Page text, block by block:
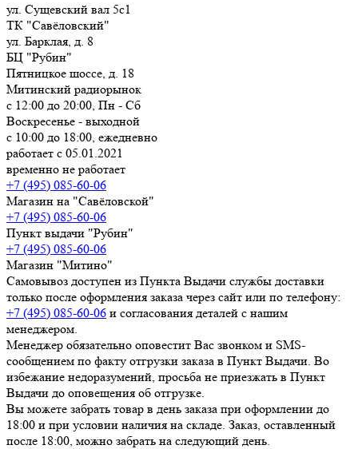
ул. Сущевский вал 5с1
ТК "Савёловский"
ул. Барклая, д. 8
БЦ "Рубин"
Пятницкое шоссе, д. 18
Митинский радиорынок
с 12:00 до 20:00, Пн - Сб
Воскресенье - выходной
с 10:00 до 18:00, ежедневно
работает с 05.01.2021
временно не работает
+7 (495) 085-60-06
Магазин на "Савёловской"
+7 (495) 085-60-06
Пункт выдачи "Рубин"
+7 (495) 085-60-06
Магазин "Митино"
Самовывоз доступен из Пункта Выдачи службы доставки
только после оформления заказа через сайт или по телефону:
+7 (495) 085-60-06 и согласования деталей с нашим
менеджером.
Менеджер обязательно оповестит Вас звонком и SMS-
сообщением по факту отгрузки заказа в Пункт Выдачи. Во
избежание недоразумений, просьба не приезжать в Пункт
Выдачи до оповещения об отгрузке
Вы можете забрать товар в день заказа при оформлении до
18:00 и при условии наличия на складе. Заказ, оставленный
после 18:00, можно забрать на следующий день.